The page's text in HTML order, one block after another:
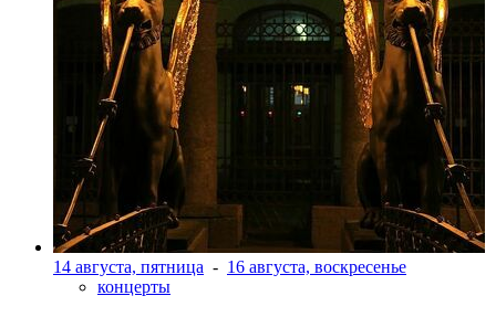
14 августа, пятница - 16 августа, воскресенье
концерты